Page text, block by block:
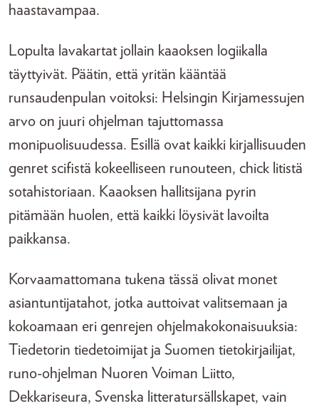
haastavampaa.
Lopulta lavakartat jollain kaaoksen logiikalla
täyttyivät. Päätin, että yritän kääntää
runsaudenpulan voitoksi: Helsingin Kirjamessujen
arvo on juuri ohjelman tajuttomassa
monipuolisuudessa. Esillä ovat kaikki kirjallisuuden
genret scifistä kokeelliseen runouteen, chick litistä
sotahistoriaan. Kaaoksen hallitsijana pyrin
pitämään huolen, että kaikki löysivät lavoilta
paikkansa.
Korvaamattomana tukena tässä olivat monet
asiantuntijatahot, jotka auttoivat valitsemaan ja
kokoamaan eri genrejen ohjelmakokonaisuuksia:
Tiedetorin tiedetoimijat ja Suomen tietokirjailijat,
runo-ohjelman Nuoren Voiman Liitto,
Dekkariseura, Svenska litteratursällskapet, vain